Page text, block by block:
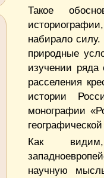
Такое
набирало
природные
изучении
расселения
истории
монографии
Как видим,
научную